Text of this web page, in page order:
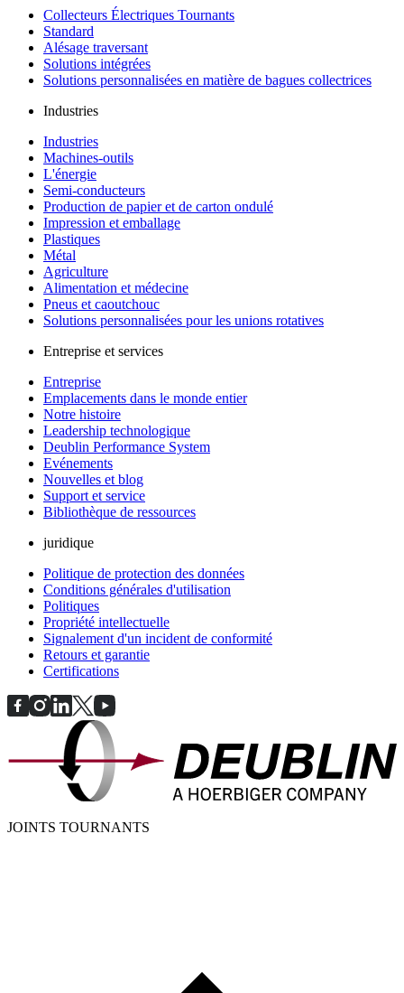
Collecteurs Électriques Tournants
Standard
Alésage traversant
Solutions intégrées
Solutions personnalisées en matière de bagues collectrices
Industries
Industries
Machines-outils
L'énergie
Semi-conducteurs
Production de papier et de carton ondulé
Impression et emballage
Plastiques
Métal
Agriculture
Alimentation et médecine
Pneus et caoutchouc
Solutions personnalisées pour les unions rotatives
Entreprise et services
Entreprise
Emplacements dans le monde entier
Notre histoire
Leadership technologique
Deublin Performance System
Evénements
Nouvelles et blog
Support et service
Bibliothèque de ressources
juridique
Politique de protection des données
Conditions générales d'utilisation
Politiques
Propriété intellectuelle
Signalement d'un incident de conformité
Retours et garantie
Certifications
JOINTS TOURNANTS